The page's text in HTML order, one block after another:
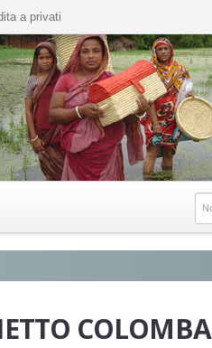
a privati
COLOMBA